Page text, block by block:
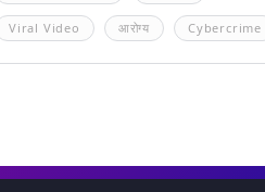
Viral Video आरोग्य Cybercrime